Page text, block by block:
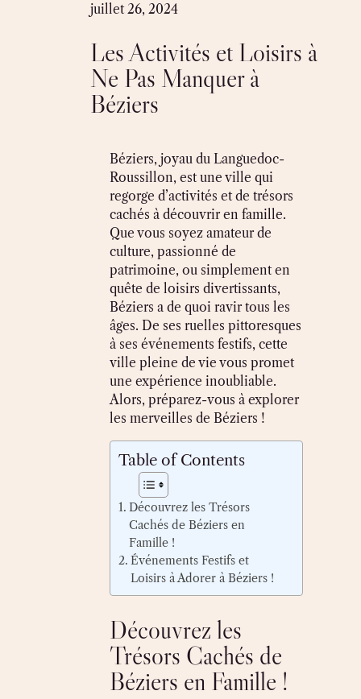
juillet 26, 2024
Les Activités et Loisirs à
Ne Pas Manquer à
Béziers
Béziers, joyau du Languedoc-
Roussillon, est une ville qui
regorge d’activités et de trésors
cachés à découvrir en famille.
Que vous soyez amateur de
culture, passionné de
patrimoine, ou simplement en
quête de loisirs divertissants,
Béziers a de quoi ravir tous les
âges. De ses ruelles pittoresques
à ses événements festifs, cette
ville pleine de vie vous promet
une expérience inoubliable.
Alors, préparez-vous à explorer
les merveilles de Béziers !
Table of Contents
Découvrez les Trésors
Cachés de Béziers en
Famille !
Événements Festifs et
Loisirs à Adorer à Béziers !
Découvrez les
Trésors Cachés de
Béziers en Famille !